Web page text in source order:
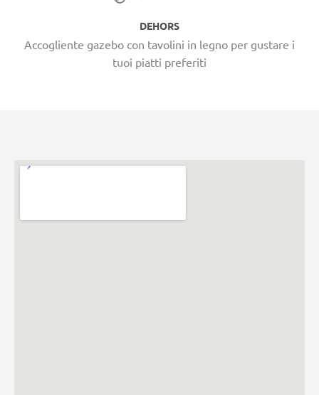
DEHORS
Accogliente gazebo con tavolini in legno per gustare i
tuoi piatti preferiti